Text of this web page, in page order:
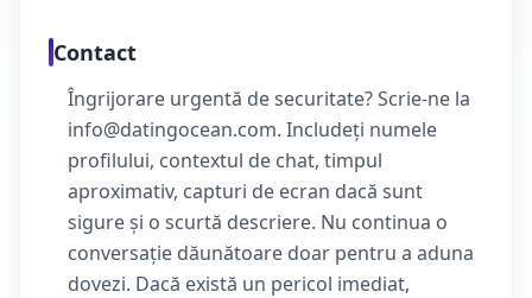
Contact
Îngrijorare urgentă de securitate? Scrie-ne la
info@datingocean.com. Includeți numele
profilului, contextul de chat, timpul
aproximativ, capturi de ecran dacă sunt
sigure și o scurtă descriere. Nu continua o
conversație dăunătoare doar pentru a aduna
dovezi. Dacă există un pericol imediat,